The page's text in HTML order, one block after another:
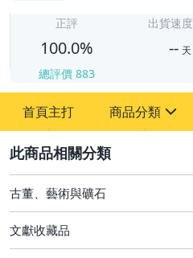
正評
100.0%
總評價 883
出貨速度
-- 天
首頁主打 商品分類
古董、藝術與礦石
玩具、模型與公仔
古董、藝術與礦石
文獻收藏品